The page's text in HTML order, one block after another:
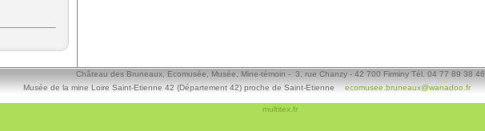
Château des Bruneaux, Ecomusée, Musée, Mine-témoin - 3, rue Chanzy - 42 700 Firminy Tél. 04 77 89 38 46
Musée de la mine Loire Saint-Etienne 42 (Département 42) proche de Saint-Etienne
ecomusee.bruneaux@wanadoo.fr
multitex.fr